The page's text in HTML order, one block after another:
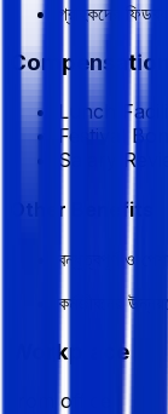
গ্রাহকদের
Lunch
Festival
Salary
Other Benefits
বন্ধুত্বপূর্ণ ও
কর্মজীবনের
Workplace
from office